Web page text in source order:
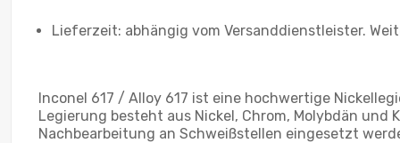
Lieferzeit: abhängig vom Versanddienstleister.
Inconel 617 / Alloy 617 ist eine hochwertige
Legierung besteht aus Nickel, Chrom, Molybdän
Nachbearbeitung an Schweißstellen eingesetzt